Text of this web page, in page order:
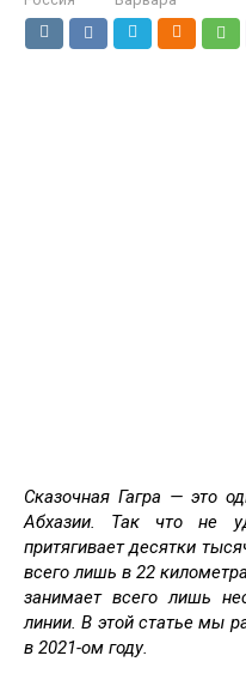
Сказочная Гагра — это
Абхазии. Так что не
притягивает десятки
всего лишь в 22
занимает всего лишь
линии. В этой статье мы
в 2021-ом году.